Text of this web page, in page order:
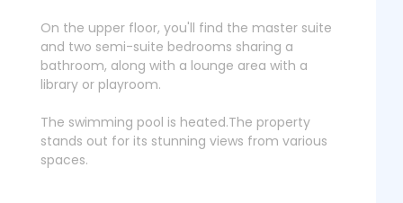
On the upper floor, you'll find the master suite
and two semi-suite bedrooms sharing a
bathroom, along with a lounge area with a
library or playroom.
The swimming pool is heated.The property
stands out for its stunning views from various
spaces.